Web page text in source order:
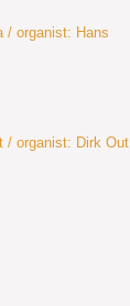
/ organist: Hans
/ organist: Dirk Out